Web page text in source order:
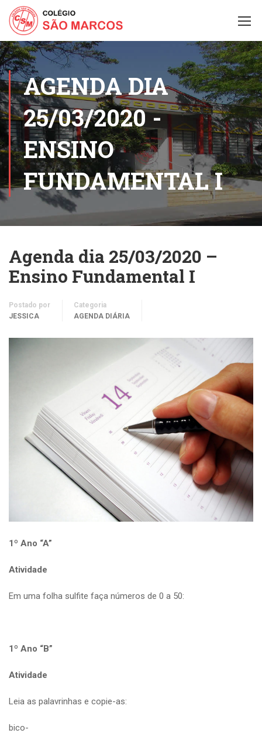
AGENDA DIA
25/03/2020 -
ENSINO
FUNDAMENTAL I
Agenda dia 25/03/2020 –
Ensino Fundamental I
Postado por
JESSICA
Categoria
AGENDA DIÁRIA
1º Ano “A”
Atividade
Em uma folha sulfite faça números de 0 a 50:
1º Ano “B”
Atividade
Leia as palavrinhas e copie-as:
bico-